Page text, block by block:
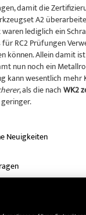
damit die
A2
lediglich ein
für RC2 Prüfungen
können. Allein damit
nun noch ein
kann wesentlich
, als die nachWK2
Neuigkeiten